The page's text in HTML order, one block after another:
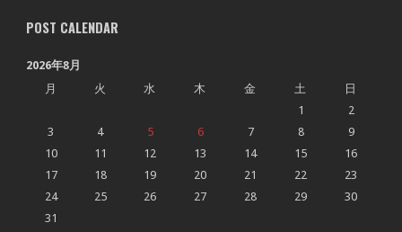
POST CALENDAR
2026年8月
月
火 水 木 金 土
日
1
2
3
4 5 6 7 8
9
10
11 12 13 14 15
16
17
18 19 20 21 22
23
24
25 26 27 28 29
30
31